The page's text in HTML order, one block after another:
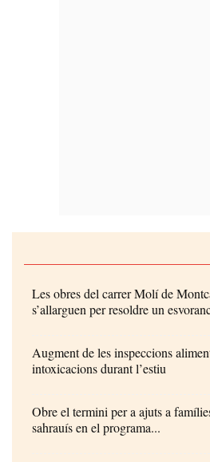
Les obres del carrer Molí de
s’allarguen per resoldre un
Augment de les inspeccions
intoxicacions durant l’estiu
Obre el termini per a ajuts a
sahrauís en el programa...